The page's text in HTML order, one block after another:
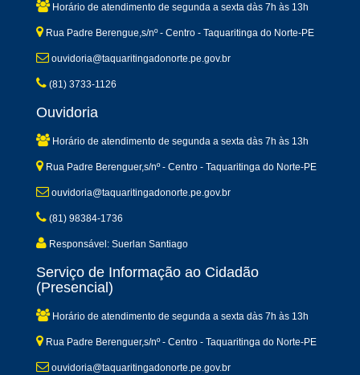
Horário de atendimento de segunda a sexta dàs 7h às 13h
Rua Padre Berengue,s/nº - Centro - Taquaritinga do Norte-PE
ouvidoria@taquaritingadonorte.pe.gov.br
(81) 3733-1126
Ouvidoria
Horário de atendimento de segunda a sexta dàs 7h às 13h
Rua Padre Berenguer,s/nº - Centro - Taquaritinga do Norte-PE
ouvidoria@taquaritingadonorte.pe.gov.br
(81) 98384-1736
Responsável: Suerlan Santiago
Serviço de Informação ao Cidadão
(Presencial)
Horário de atendimento de segunda a sexta dàs 7h às 13h
Rua Padre Berenguer,s/nº - Centro - Taquaritinga do Norte-PE
ouvidoria@taquaritingadonorte.pe.gov.br